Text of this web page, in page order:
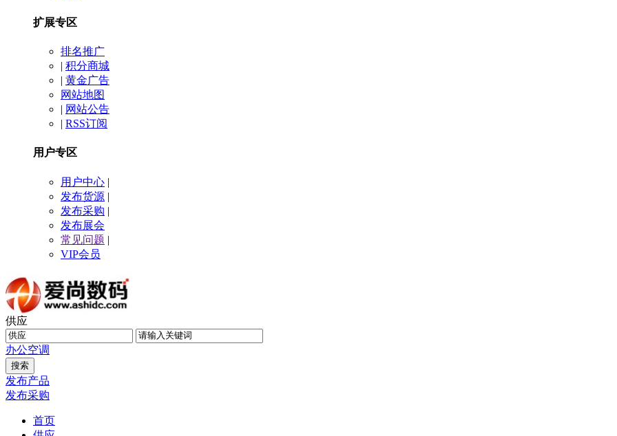
扩展专区
排名推广
| 积分商城
| 黄金广告
网站地图
| 网站公告
| RSS订阅
用户专区
用户中心 |
发布货源 |
发布采购 |
发布展会
常见问题 |
VIP会员
供应
办公空调
发布产品
发布采购
首页